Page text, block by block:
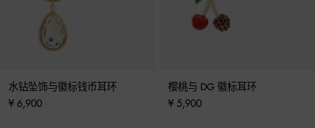
水钻坠饰与徽标钱币耳环
¥ 6,900
樱桃与 DG 徽标耳环
¥ 5,900